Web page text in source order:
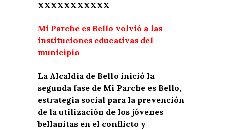
XXXXXXXXXXX
Mi Parche es Bello volvió a las
instituciones educativas del
municipio
La Alcaldía de Bello inició la
segunda fase de Mi Parche es Bello,
estrategia social para la prevención
de la utilización de los jóvenes
bellanitas en el conflicto y